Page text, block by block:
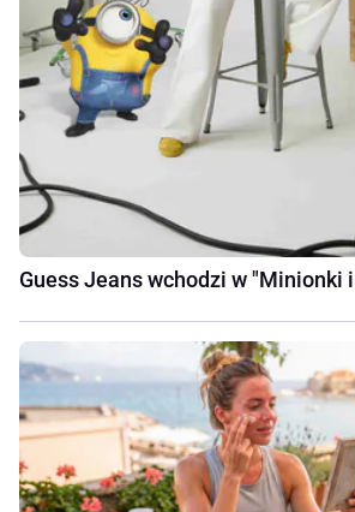
Guess Jeans wchodzi w "Minionki